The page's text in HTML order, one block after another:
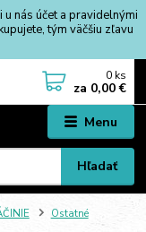
u nás účet a pravidelnými
tým väčšiu zľavu
Menu
Hľadať
0 ks
za 0,00 €
Ostatné